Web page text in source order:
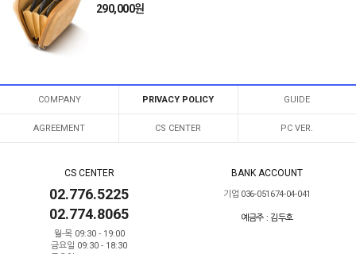
290,000원
COMPANY PRIVACY POLICY GUIDE
AGREEMENT CS CENTER PC VER.
CS CENTER
02.776.5225
02.774.8065
월-목 09:30 - 19:00
금요일 09:30 - 18:30
BANK ACCOUNT
기업 036-051674-04-041
예금주 : 김두호